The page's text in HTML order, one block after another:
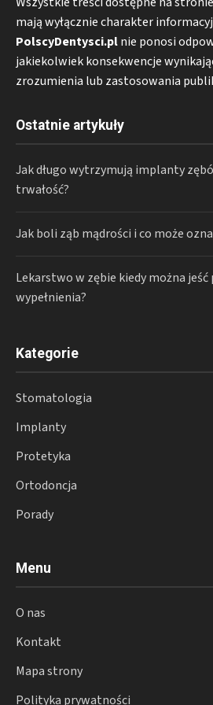
mają wyłącznie charakter
PolscyDentysci.plnie ponosi
jakiekolwiek konsekwencje
zrozumienia lub zastosowania
Ostatnie artykuły
Jak długo wytrzymują implanty
trwałość?
Jak boli ząb mądrości i co może
Lekarstwo w zębie kiedy można jeść
wypełnienia?
Kategorie
Stomatologia
Implanty
Protetyka
Ortodoncja
Porady
Menu
O nas
Kontakt
Mapa strony
Polityka prywatności